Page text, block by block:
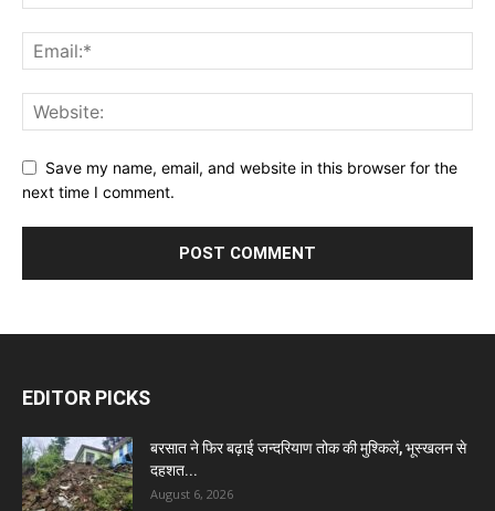
Save my name, email, and website in this browser for the
next time I comment.
EDITOR PICKS
बरसात ने फिर बढ़ाई जन्दरियाण तोक की मुश्किलें, भूस्खलन से
दहशत...
August 6, 2026